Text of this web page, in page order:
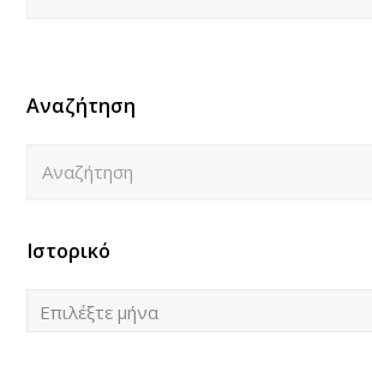
Αναζήτηση
Ιστορικό
Ιστορικό
Επιλέξτε μήνα